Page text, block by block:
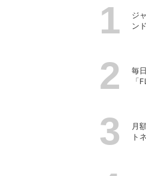
ジ
ン
毎
「
月
ト